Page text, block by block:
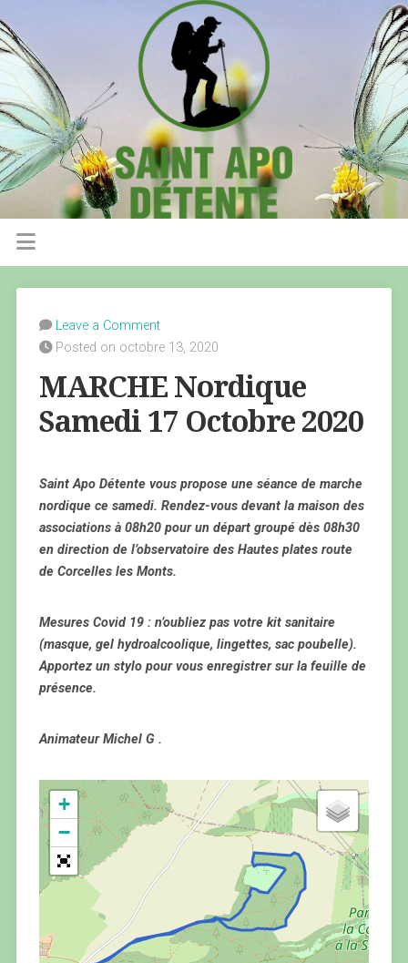
Leave a Comment
Posted on octobre 13, 2020
MARCHE Nordique
Samedi 17 Octobre 2020
Saint Apo Détente vous propose une séance de marche
nordique ce samedi. Rendez-vous devant la maison des
associations à 08h20 pour un départ groupé dès 08h30
en direction de l’observatoire des Hautes plates route
de Corcelles les Monts.
Mesures Covid 19 : n’oubliez pas votre kit sanitaire
(masque, gel hydroalcoolique, lingettes, sac poubelle).
Apportez un stylo pour vous enregistrer sur la feuille de
présence.
Animateur Michel G .
+
−